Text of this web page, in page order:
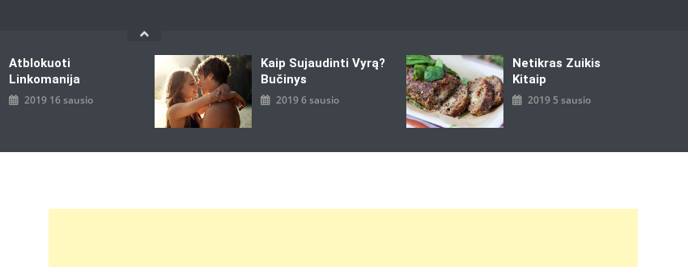
Atblokuoti
Linkomanija
2019 16 sausio
Kaip Sujaudinti Vyrą?
Bučinys
2019 6 sausio
Netikras Zuikis
Kitaip
2019 5 sausio